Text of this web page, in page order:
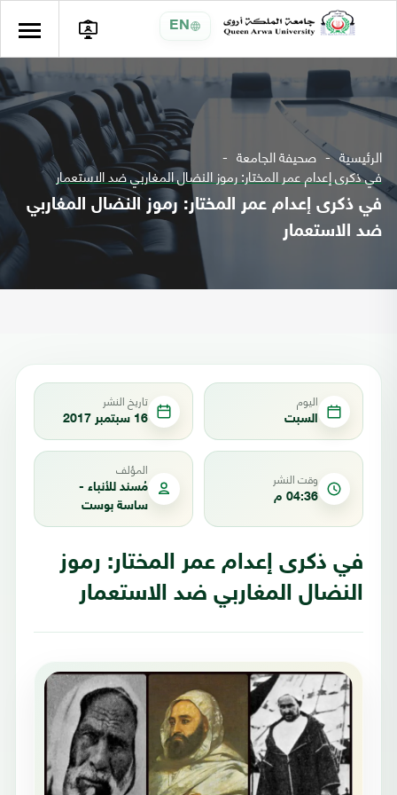
EN
الرئيسية صحيفة الجامعة
في ذكرى إعدام عمر المختار: رموز النضال المغاربي ضد الاستعمار
في ذكرى إعدام عمر المختار: رموز النضال المغاربي
ضد الاستعمار
اليوم
السبت
تاريخ النشر
16 سبتمبر 2017
وقت النشر
04:36 م
المؤلف
مُسند للأنباء -
ساسة بوست
في ذكرى إعدام عمر المختار: رموز
النضال المغاربي ضد الاستعمار